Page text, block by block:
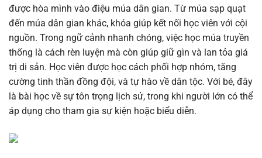
được hòa mình vào điệu múa dân gian. Từ múa sạp quạt
đến múa dân gian khác, khóa giúp kết nối học viên với cội
nguồn. Trong ngữ cảnh nhanh chóng, việc học múa truyền
thống là cách rèn luyện mà còn giúp giữ gìn và lan tỏa giá
trị di sản. Học viên được học cách phối hợp nhóm, tăng
cường tinh thần đồng đội, và tự hào về dân tộc. Với bé, đây
là bài học về sự tôn trọng lịch sử, trong khi người lớn có thể
áp dụng cho tham gia sự kiện hoặc biểu diễn.